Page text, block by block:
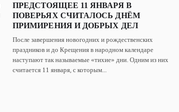
ПРЕДСТОЯЩЕЕ 11 ЯНВАРЯ В
ПОВЕРЬЯХ СЧИТАЛОСЬ ДНЁМ
ПРИМИРЕНИЯ И ДОБРЫХ ДЕЛ
После завершения новогодних и рождественских
праздников и до Крещения в народном календаре
наступают так называемые «тихие» дни. Одним из них
считается 11 января, с которым...